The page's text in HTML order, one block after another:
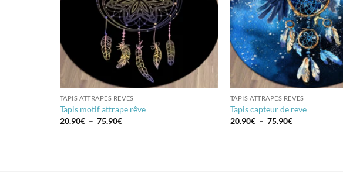
TAPIS ATTRAPES RÊVES
Tapis motif attrape rêve
20.90€ – 75.90€Plage
TAPIS ATTRAPES RÊVES
Tapis capteur de reve
20.90€ – 75.90€Plage